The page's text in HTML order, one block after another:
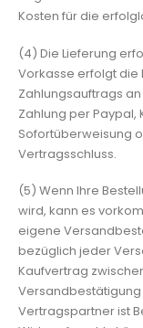
Kosten für die
(4) Die Lieferung
Vorkasse erfolgt die
Zahlungsauftrags
Zahlung per Paypal,
Sofortüberweisung
Vertragsschluss.
(5) Wenn Ihre
wird, kann es
eigene
bezüglich jeder
Kaufvertrag
Vertragspartner ist